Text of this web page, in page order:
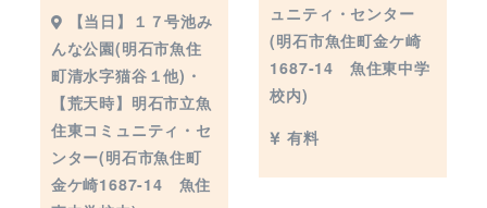
【当日】１７号池み
んな公園(明石市魚住
町清水字猫谷１他)・
【荒天時】明石市立魚
住東コミュニティ・セ
ンター(明石市魚住町
金ケ崎1687-14 魚住
ュニティ・センター
(明石市魚住町金ケ崎
1687-14 魚住東中学
校内)
有料